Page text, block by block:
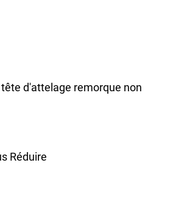
d'attelage remorque non
Réduire